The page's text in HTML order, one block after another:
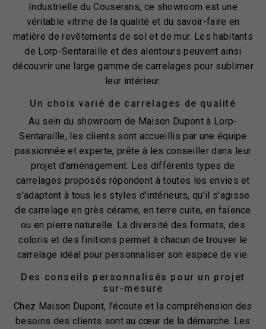
Industrielle du Couserans, ce showroom est une
véritable vitrine de la qualité et du savoir-faire en
matière de revêtements de sol et de mur. Les habitants
de Lorp-Sentaraille et des alentours peuvent ainsi
découvrir une large gamme de carrelages pour sublimer
leur intérieur.
Un choix varié de carrelages de qualité
Au sein du showroom de Maison Dupont à Lorp-
Sentaraille, les clients sont accueillis par une équipe
passionnée et experte, prête à les conseiller dans leur
projet d'aménagement. Les différents types de
carrelages proposés répondent à toutes les envies et
s'adaptent à tous les styles d'intérieurs, qu'il s'agisse
de carrelage en grès cérame, en terre cuite, en faïence
ou en pierre naturelle. La diversité des formats, des
coloris et des finitions permet à chacun de trouver le
carrelage idéal pour personnaliser son espace de vie.
Des conseils personnalisés pour un projet
sur-mesure
Chez Maison Dupont, l'écoute et la compréhension des
besoins des clients sont au cœur de la démarche. Les